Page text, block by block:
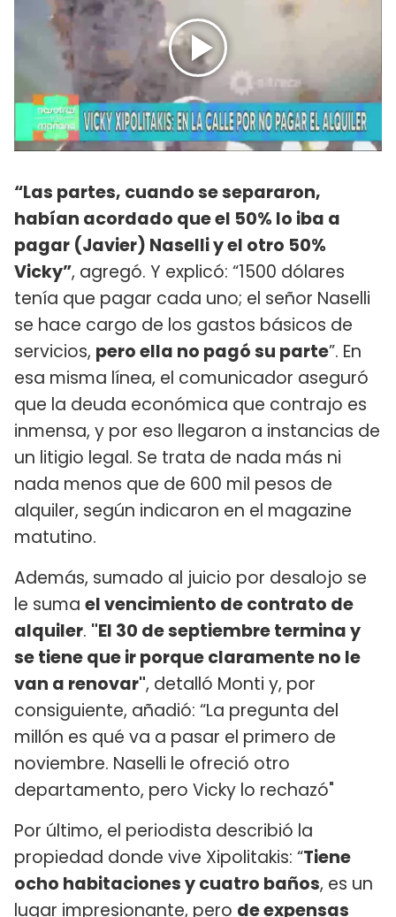
“Las partes, cuando se separaron,
habían acordado que el 50% lo iba a
pagar (Javier) Naselli y el otro 50%
Vicky”, agregó. Y explicó: “1500 dólares
tenía que pagar cada uno; el señor Naselli
se hace cargo de los gastos básicos de
servicios, pero ella no pagó su parte”. En
esa misma línea, el comunicador aseguró
que la deuda económica que contrajo es
inmensa, y por eso llegaron a instancias de
un litigio legal. Se trata de nada más ni
nada menos que de 600 mil pesos de
alquiler, según indicaron en el magazine
matutino.
Además, sumado al juicio por desalojo se
le suma el vencimiento de contrato de
alquiler. "El 30 de septiembre termina y
se tiene que ir porque claramente no le
van a renovar", detalló Monti y, por
consiguiente, añadió: “La pregunta del
millón es qué va a pasar el primero de
noviembre. Naselli le ofreció otro
departamento, pero Vicky lo rechazó"
Por último, el periodista describió la
propiedad donde vive Xipolitakis: “Tiene
ocho habitaciones y cuatro baños, es un
lugar impresionante, pero de expensas